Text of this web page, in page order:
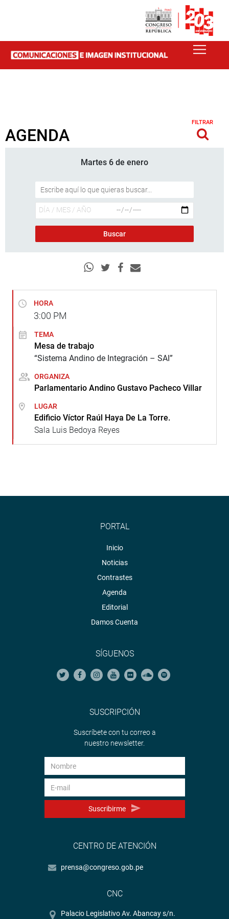
AGENDA
FILTRAR
Martes 6 de enero
HORA
3:00 PM
TEMA
Mesa de trabajo
“Sistema Andino de Integración – SAI”
ORGANIZA
Parlamentario Andino Gustavo Pacheco Villar
LUGAR
Edificio Víctor Raúl Haya De La Torre.
Sala Luis Bedoya Reyes
PORTAL
Inicio
Noticias
Contrastes
Agenda
Editorial
Damos Cuenta
SÍGUENOS
SUSCRIPCIÓN
Suscríbete con tu correo a
nuestro newsletter.
Suscribirme
CENTRO DE ATENCIÓN
prensa@congreso.gob.pe
CNC
Palacio Legislativo Av. Abancay s/n.